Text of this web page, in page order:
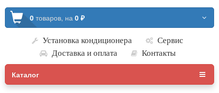
0 товаров, на 0 ₽
Установка кондиционера
Сервис
Доставка и оплата
Контакты
Каталог